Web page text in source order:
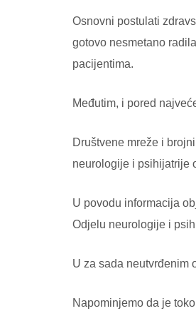
Osnovni postulati
gotovo nesmetano
pacijentima.
Međutim, i pored
Društvene mreže i
neurologije i psihijatrije
U povodu informacija
Odjelu neurologije i
U za sada neutvrđenim
Napominjemo da je